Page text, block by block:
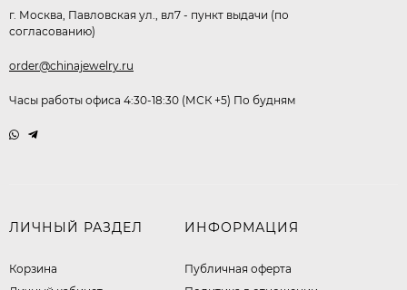
г. Москва, Павловская ул., вл7 - пункт выдачи (по
согласованию)
order@chinajewelry.ru
Часы работы офиса 4:30-18:30 (МСК +5) По будням
ЛИЧНЫЙ РАЗДЕЛ
Корзина
ИНФОРМАЦИЯ
Публичная оферта